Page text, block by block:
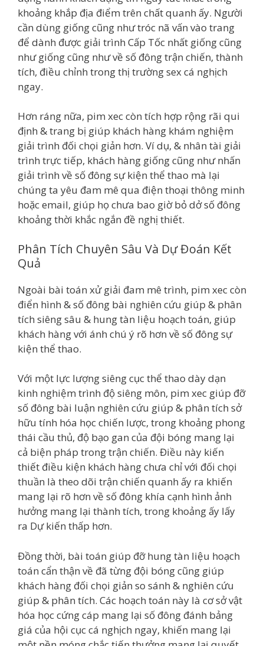
khoảng khắp địa điểm trên chất quanh ấy. Người
cần dùng giống cũng như tróc nã vấn vào trang
để dành được giải trình Cấp Tốc nhất giống cũng
như giống cũng như về số đông trận chiến, thành
tích, điều chỉnh trong thị trường sex cá nghịch
ngay.
Hơn ráng nữa, pim xec còn tích hợp rộng rãi qui
định & trang bị giúp khách hàng khám nghiệm
giải trình đối chọi giản hơn. Ví dụ, & nhân tài giải
trình trực tiếp, khách hàng giống cũng như nhấn
giải trình về số đông sự kiện thể thao mà lại
chúng ta yêu đam mê qua điện thoại thông minh
hoặc email, giúp họ chưa bao giờ bỏ dở số đông
khoảng thời khắc ngắn đề nghị thiết.
Phân Tích Chuyên Sâu Và Dự Đoán Kết
Quả
Ngoài bài toán xử giải đam mê trình, pim xec còn
điển hình & số đông bài nghiên cứu giúp & phân
tích siêng sâu & hung tàn liệu hoạch toán, giúp
khách hàng với ánh chú ý rõ hơn về số đông sự
kiện thể thao.
Với một lực lượng siêng cục thể thao dày dạn
kinh nghiệm trình độ siêng môn, pim xec giúp đỡ
số đông bài luận nghiên cứu giúp & phân tích sở
hữu tính hóa học chiến lược, trong khoảng phong
thái cầu thủ, độ bạo gan của đội bóng mang lại
cả biện pháp trong trận chiến. Điều này kiến
thiết điều kiện khách hàng chưa chỉ với đối chọi
thuần là theo dõi trận chiến quanh ấy ra khiến
mang lại rõ hơn về số đông khía cạnh hình ảnh
hưởng mang lại thành tích, trong khoảng ấy lấy
ra Dự kiến thấp hơn.
Đồng thời, bài toán giúp đỡ hung tàn liệu hoạch
toán cẩn thận về đã từng đội bóng cũng giúp
khách hàng đối chọi giản so sánh & nghiên cứu
giúp & phân tích. Các hoạch toán này là cơ sở vật
hóa học cứng cáp mang lại số đông đánh bảng
giá của hội cục cá nghịch ngay, khiến mang lại